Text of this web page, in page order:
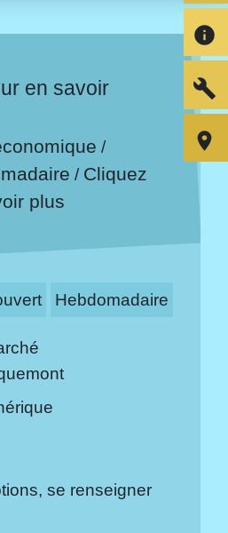
en savoir
/
/ Cliquez
plus
Hebdomadaire
se renseigner
info
build
room